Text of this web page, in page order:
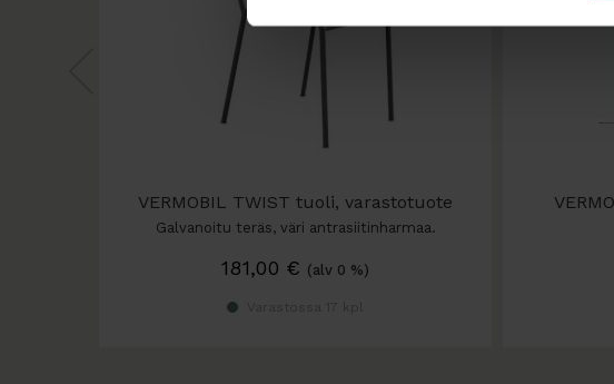
VERMOBIL TWIST tuoli, varastotuote
Galvanoitu teräs, väri antrasiitinharmaa.
181,00 € (alv 0 %)